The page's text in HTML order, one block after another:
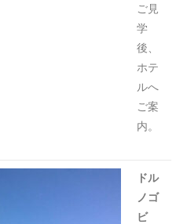
ご見
学
後、
ホテ
ルへ
ご案
内。
ドル
ノゴ
ビ